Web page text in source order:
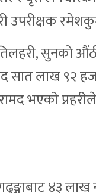
उपरीक्षक
सुनको
सात लाख ९२
भएको
४३